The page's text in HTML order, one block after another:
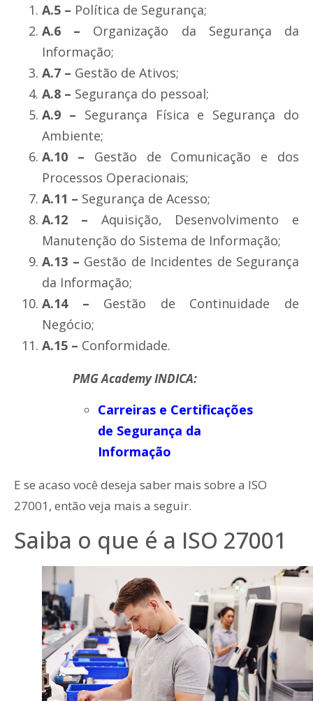
A.5 – Política de Segurança;
A.6 – Organização da Segurança da
Informação;
A.7 – Gestão de Ativos;
A.8 – Segurança do pessoal;
A.9 – Segurança Física e Segurança do
Ambiente;
A.10 – Gestão de Comunicação e dos
Processos Operacionais;
A.11 – Segurança de Acesso;
A.12 – Aquisição, Desenvolvimento e
Manutenção do Sistema de Informação;
A.13 – Gestão de Incidentes de Segurança
da Informação;
A.14 – Gestão de Continuidade de
Negócio;
A.15 – Conformidade.
PMG Academy INDICA:
Carreiras e Certificações
de Segurança da
Informação
E se acaso você deseja saber mais sobre a ISO
27001, então veja mais a seguir.
Saiba o que é a ISO 27001